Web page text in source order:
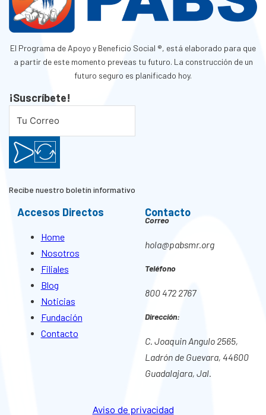
El Programa de Apoyo y Beneficio Social ®, está elaborado para que
a partir de este momento preveas tu futuro. La construcción de un
futuro seguro es planificado hoy.
¡Suscríbete!
Recibe nuestro boletín informativo
Accesos Directos
Home
Nosotros
Filiales
Blog
Noticias
Fundación
Contacto
Contacto
Correo
hola@pabsmr.org
Teléfono
800 472 2767
Dirección:
C. Joaquin Angulo 2565,
Ladrón de Guevara, 44600
Guadalajara, Jal.
Aviso de privacidad